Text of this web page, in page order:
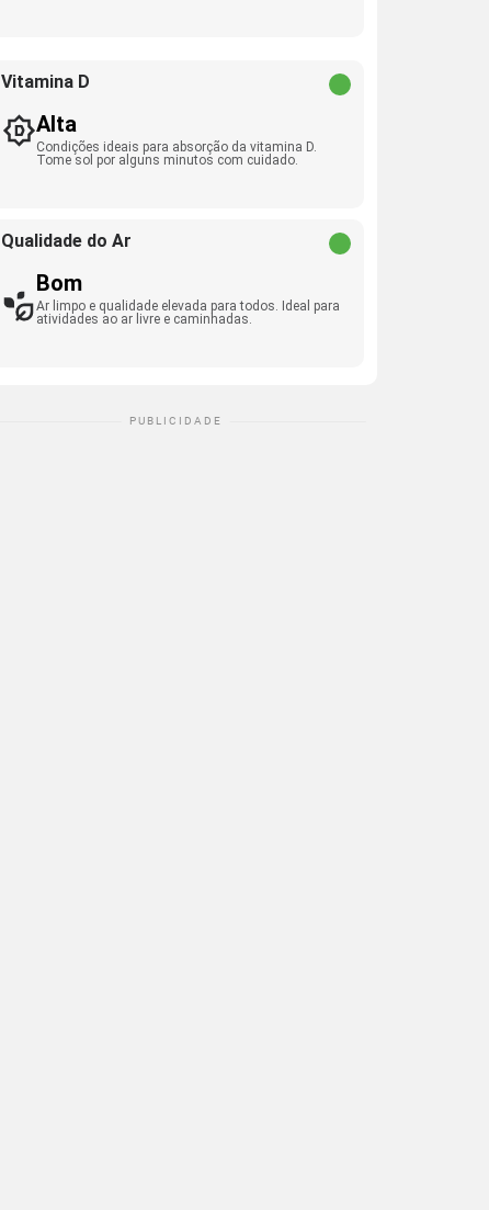
Vitamina D
Alta
Condições ideais para absorção da vitamina D.
Tome sol por alguns minutos com cuidado.
Qualidade do Ar
Bom
Ar limpo e qualidade elevada para todos. Ideal para
atividades ao ar livre e caminhadas.